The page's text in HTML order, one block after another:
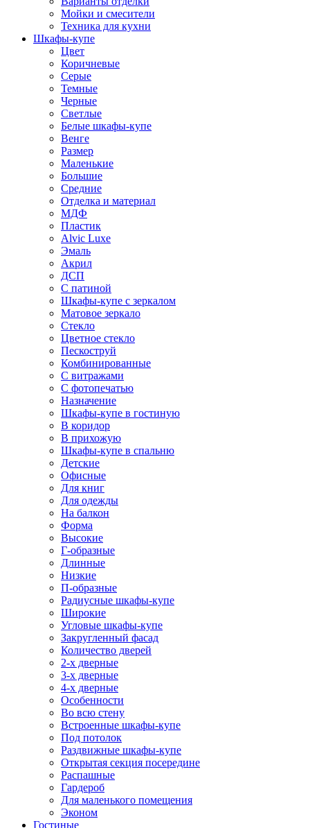
Мойки и смесители
Техника для кухни
Шкафы-купе
Цвет
Коричневые
Серые
Темные
Черные
Светлые
Белые шкафы-купе
Венге
Размер
Маленькие
Большие
Средние
Отделка и материал
МДФ
Пластик
Alvic Luxe
Эмаль
Акрил
ДСП
С патиной
Шкафы-купе с зеркалом
Матовое зеркало
Стекло
Цветное стекло
Пескоструй
Комбинированные
С витражами
С фотопечатью
Назначение
Шкафы-купе в гостиную
В коридор
В прихожую
Шкафы-купе в спальню
Детские
Офисные
Для книг
Для одежды
На балкон
Форма
Высокие
Г-образные
Длинные
Низкие
П-образные
Радиусные шкафы-купе
Широкие
Угловые шкафы-купе
Закругленный фасад
Количество дверей
2-х дверные
3-х дверные
4-х дверные
Особенности
Во всю стену
Встроенные шкафы-купе
Под потолок
Раздвижные шкафы-купе
Открытая секция посередине
Распашные
Гардероб
Для маленького помещения
Эконом
Гостиные